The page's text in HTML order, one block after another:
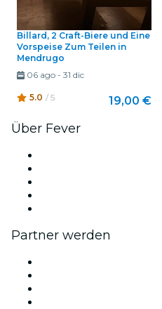
Billard, 2 Craft-Biere und Eine
Vorspeise Zum Teilen in
Mendrugo
06 ago- 31 dic
5.0 / 5 19,00 €
Über Fever
Partner werden